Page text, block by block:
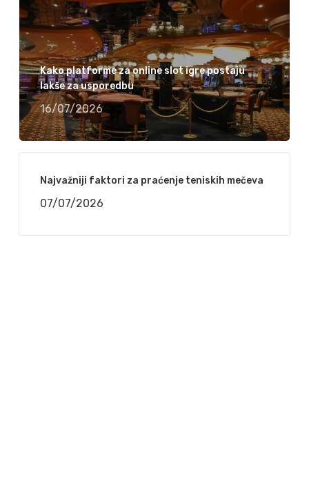
Kako platforme za online slot igre postaju
lakše za usporedbu
16/07/2026
Najvažniji faktori za praćenje teniskih mečeva
07/07/2026